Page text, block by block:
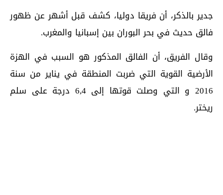
جدير بالذكر، أن فريقا دوليا، كشف قبل أشهر عن ظهور
فالق حديث في بحر البوران بين إسبانيا والمغرب.
وقال الفريق، أن الفالق المذكور هو السبب في الهزة
الأرضية القوية التي ضربت المنطقة في يناير من سنة
2016 و التي وصلت قوتها إلى 6,4 درجة على سلم
ريختر.